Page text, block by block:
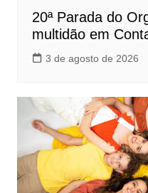
20ª Parada do
multidão em
3 de agosto de 2026